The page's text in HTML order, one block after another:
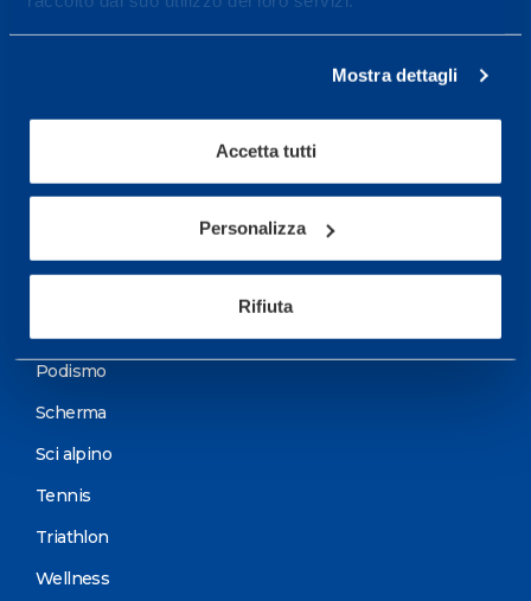
Mostra dettagli
Accetta tutti
Personalizza
Rifiuta
Test di valutazione
Podismo
Scherma
Sci alpino
Tennis
Triathlon
Wellness